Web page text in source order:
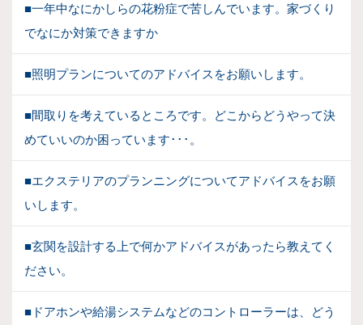
■一年中なにかしらの花粉症で苦しんでいます。家づくり
でなにか対策できますか
■照明プランについてのアドバイスをお願いします。
■間取りを考えているところです。どこからどうやって決
めていいのか困っています･･･。
■エクステリアのプランニングについてアドバイスをお願
いします。
■玄関を設計する上で何かアドバイスがあったら教えてく
ださい。
■ドアホンや給湯システムなどのコントローラーは、どう